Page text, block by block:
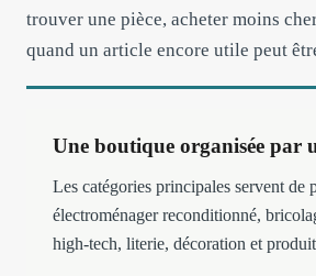
trouver une pièce, acheter moins
quand un article encore utile peut
Une boutique organisée par
Les catégories principales servent de
électroménager reconditionné,
high-tech, literie, décoration et